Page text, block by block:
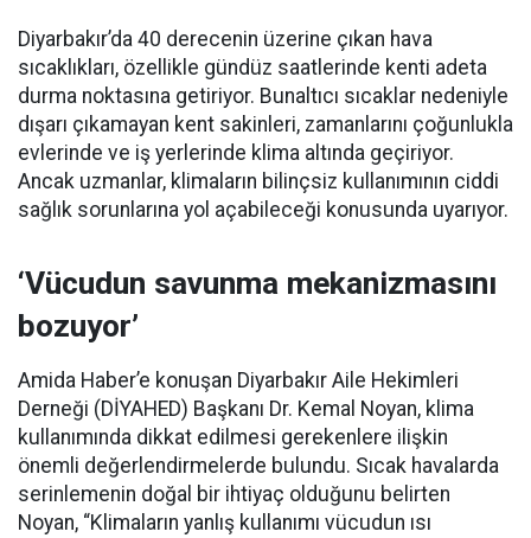
Diyarbakır’da 40 derecenin üzerine çıkan hava
sıcaklıkları, özellikle gündüz saatlerinde kenti adeta
durma noktasına getiriyor. Bunaltıcı sıcaklar nedeniyle
dışarı çıkamayan kent sakinleri, zamanlarını çoğunlukla
evlerinde ve iş yerlerinde klima altında geçiriyor.
Ancak uzmanlar, klimaların bilinçsiz kullanımının ciddi
sağlık sorunlarına yol açabileceği konusunda uyarıyor.
‘Vücudun savunma mekanizmasını
bozuyor’
Amida Haber’e konuşan Diyarbakır Aile Hekimleri
Derneği (DİYAHED) Başkanı Dr. Kemal Noyan, klima
kullanımında dikkat edilmesi gerekenlere ilişkin
önemli değerlendirmelerde bulundu. Sıcak havalarda
serinlemenin doğal bir ihtiyaç olduğunu belirten
Noyan, “Klimaların yanlış kullanımı vücudun ısı